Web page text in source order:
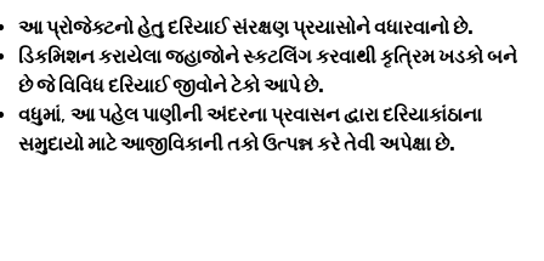
આ પ્રોજેક્ટનો હેતુ દરિયાઈ સંરક્ષણ પ્રયાસોને વધારવાનો છે.
ડિકમિશન કરાયેલા જહાજોને સ્કટલિંગ કરવાથી કૃત્રિમ ખડકો બને
છે જે વિવિધ દરિયાઈ જીવોને ટેકો આપે છે.
વધુમાં, આ પહેલ પાણીની અંદરના પ્રવાસન દ્વારા દરિયાકાંઠાના
સમુદાયો માટે આજીવિકાની તકો ઉત્પન્ન કરે તેવી અપેક્ષા છે.